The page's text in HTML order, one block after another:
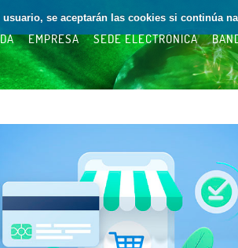
se aceptarán las cookies si continúa
EMPRESA SEDE ELECTRÓNICA